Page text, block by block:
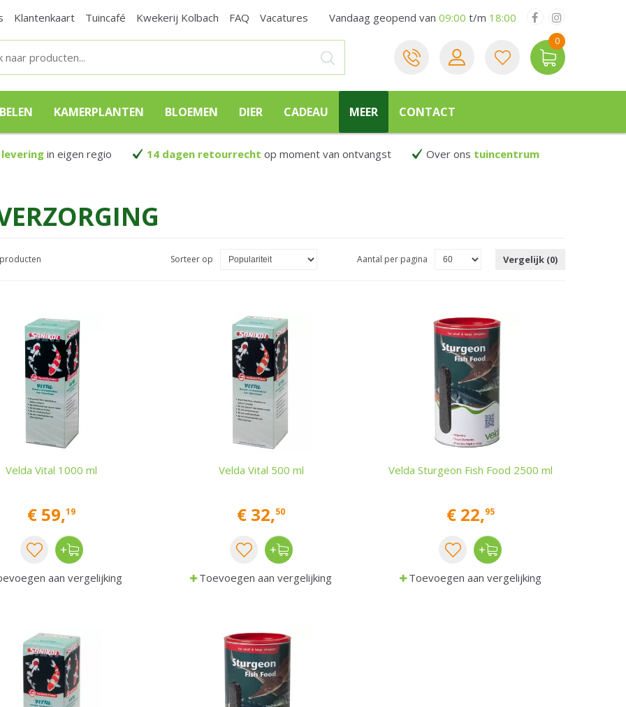
Klantenkaart Tuincafé Kwekerij Kolbach FAQ Vacatures Vandaag geopend van 09:00 t/m 18:00
KAMERPLANTEN BLOEMEN DIER CADEAU MEER CONTACT
leveringin eigen regio 14 dagen retourrecht op moment van ontvangst Over ons tuincentrum
Aantal per pagina
Sorteer op Vergelijk (0)
Velda Vital 1000 ml
€ 59,19
aan vergelijking
Velda Vital 500 ml
€ 32,50
Toevoegen aan vergelijking
Velda Sturgeon Fish Food 2500 ml
€ 22,95
Toevoegen aan vergelijking